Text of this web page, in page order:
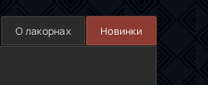
О лакорнах Новинки